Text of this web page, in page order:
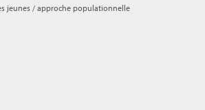
jeunes / approche populationnelle